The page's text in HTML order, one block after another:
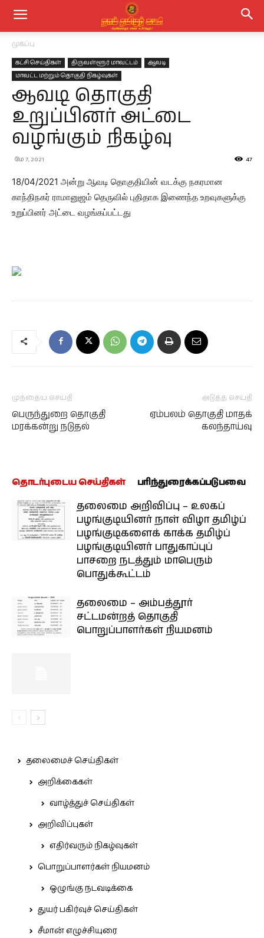
முகப்பு
கட்சி செய்திகள் திருவள்ளூர் மாவட்டம்
ஆவடி
மாவட்ட மற்றும் தொகுதி நிகழ்வுகள்
ஆவடி தொகுதி
உறுப்பினர் அட்டை
வழங்கும் நிகழ்வு
மே 7, 2021 47
18/04/2021 அன்று ஆவடி தொகுதியின் வடக்கு நகரமான
காந்திநகர் ராமானுஜம் தெருவில் புதிதாக இணைந்த உறவுகளுக்கு
உறுப்பினர் அட்டை வழங்கப்பட்டது
முந்தைய செய்தி
பெருந்துறை தொகுதி
மரக்கன்று நடுதல்
அடுத்த செய்தி
ஏம்பலம் தொகுதி மாதக்
கலந்தாய்வு
தொடர்புடைய செய்திகள் பரிந்துரைக்கப்படுபவை
தலைமை அறிவிப்பு – உலகப்
பழங்குடியினர் நாள் விழா தமிழ்ப்
பழங்குடிகளைக் காக்க தமிழ்ப்
பழங்குடியினர் பாதுகாப்புப்
பாசறை நடத்தும் மாபெரும்
பொதுக்கூட்டம்
தலைமை – அம்பத்தூர்
சட்டமன்றத் தொகுதி
பொறுப்பாளர்கள் நியமனம்
தலைமைச் செய்திகள்
அறிக்கைகள்
வாழ்த்துச் செய்திகள்
அறிவிப்புகள்
எதிர்வரும் நிகழ்வுகள்
பொறுப்பாளர்கள் நியமனம்
ஒழுங்கு நடவடிக்கை
துயர் பகிர்வுச் செய்திகள்
சீமான் எழுச்சியுரை